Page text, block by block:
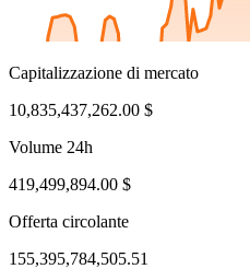
Capitalizzazione di mercato
10,835,437,262.00 $
Volume 24h
419,499,894.00 $
Offerta circolante
155,395,784,505.51